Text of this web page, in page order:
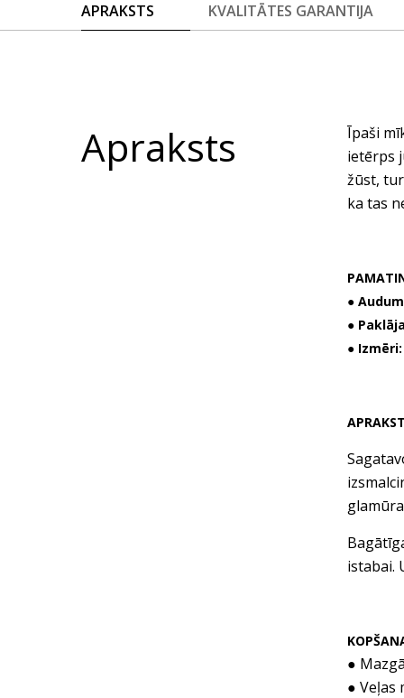
APRAKSTS KVALITĀTES GARANTIJA
Apraksts
Īpaši
ietērps
žūst,
ka tas
●
●
● Izmēri:
istabai.
●
● Veļas